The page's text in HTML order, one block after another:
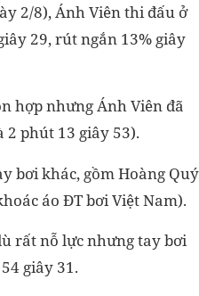
2/8), Ánh Viên thi đấu ở
29, rút ngắn 13% giây
hợp nhưng Ánh Viên đã
2 phút 13 giây 53).
bơi khác, gồm Hoàng Quý
áo ĐT bơi Việt Nam).
rất nỗ lực nhưng tay bơi
giây 31.